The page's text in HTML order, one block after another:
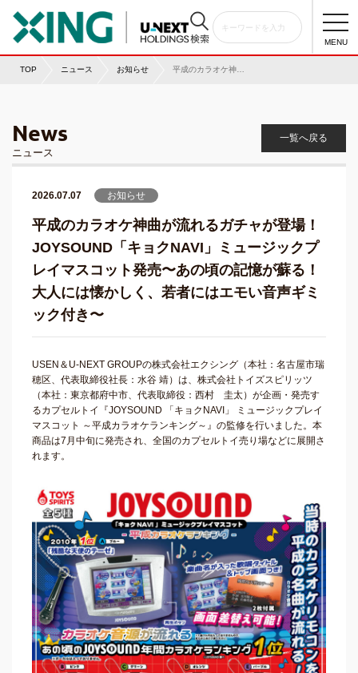
MENU
TOP ニュース お知らせ 平成のカラオケ神曲が流れるガチャが登場！ JOYSOUND「キョクNAVI」ミュージックプレイマスコット発売〜あの頃の記憶が蘇る！大人には懐かしく、若者にはエモい音声ギミック付き〜
News
ニュース
一覧へ戻る
2026.07.07 お知らせ
平成のカラオケ神曲が流れるガチャが登場！
JOYSOUND「キョクNAVI」ミュージックプ
レイマスコット発売〜あの頃の記憶が蘇る！
大人には懐かしく、若者にはエモい音声ギミ
ック付き〜
USEN＆U-NEXT GROUPの株式会社エクシング（本社：名古屋市瑞
穂区、代表取締役社長：水谷 靖）は、株式会社トイズスピリッツ
（本社：東京都府中市、代表取締役：西村 圭太）が企画・発売す
るカプセルトイ『JOYSOUND 「キョクNAVI」 ミュージックプレイ
マスコット ～平成カラオケランキング～』の監修を行いました。本
商品は7月中旬に発売され、全国のカプセルトイ売り場などに展開さ
れます。